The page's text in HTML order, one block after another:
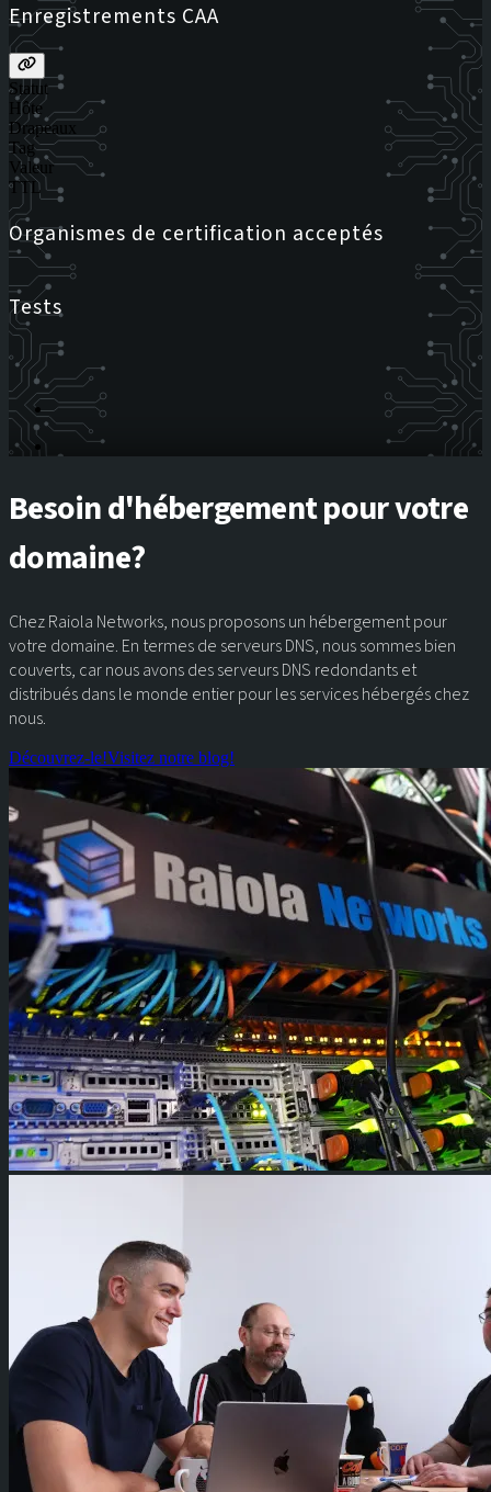
Enregistrements CAA
Statut
Hôte
Drapeaux
Tag
Valeur
TTL
Organismes de certification acceptés
Tests
Besoin d'hébergement pour votre
domaine?
Chez Raiola Networks, nous proposons un hébergement pour
votre domaine. En termes de serveurs DNS, nous sommes bien
couverts, car nous avons des serveurs DNS redondants et
distribués dans le monde entier pour les services hébergés chez
nous.
Découvrez-le!Visitez notre blog!